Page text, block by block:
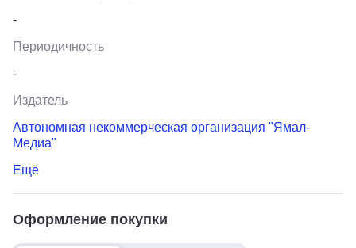
-
Периодичность
-
Издатель
Автономная некоммерческая организация "Ямал-
Медиа"
Ещё
Оформление покупки